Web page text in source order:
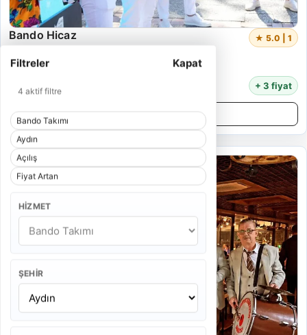
Filtreler Kapat
4 aktif filtre
Bando Takımı
Aydın
Açılış
Fiyat Artan
HIZMET
ŞEHIR
Bando Hicaz ★ 5.0 | 1
55 Dakika
16.000 TL + 3 fiyat